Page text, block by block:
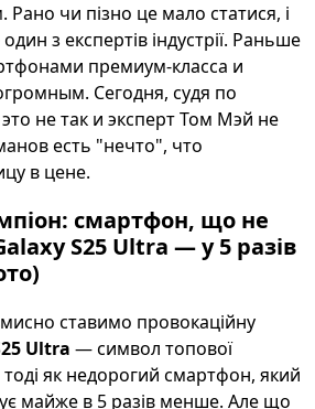
чи пізно це мало статися, і
з експертів індустрії. Раньше
премиум-класса и
Сегодня, судя по
не так и эксперт Том Мэй не
есть "нечто", что
в цене.
смартфон, що не
S25 Ultra — у 5 разів
ставимо провокаційну
Ultra — символ топової
тоді як недорогий смартфон, який
майже в 5 разів менше. Але що